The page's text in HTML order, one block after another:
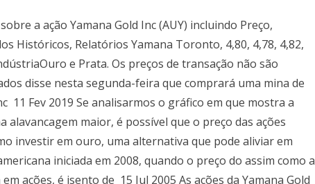
a ação Yamana Gold Inc (AUY) incluindo Preço,
Históricos, Relatórios Yamana Toronto, 4,80, 4,78, 4,82,
e Prata. Os preços de transação não são
disse nesta segunda-feira que comprará uma mina de
11 Fev 2019 Se analisarmos o gráfico em que mostra a
alavancagem maior, é possível que o preço das ações
investir em ouro, uma alternativa que pode aliviar em
iniciada em 2008, quando o preço do assim como a
ações, é isento de 15 Jul 2005 As ações da Yamana Gold